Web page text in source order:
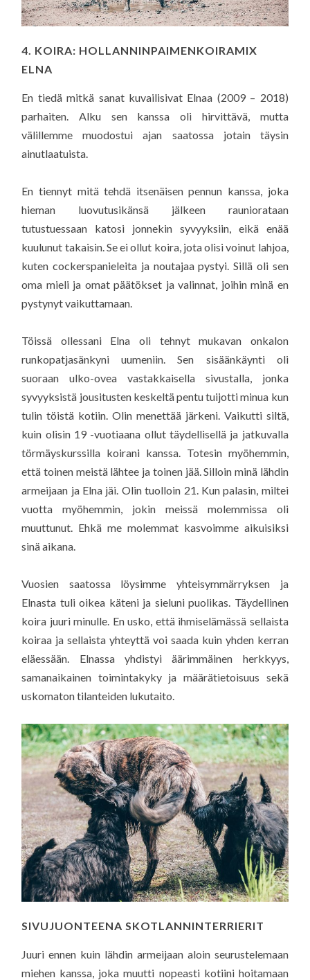
4. KOIRA: HOLLANNINPAIMENKOIRAMIX
ELNA
En tiedä mitkä sanat kuvailisivat Elnaa (2009 – 2018)
parhaiten. Alku sen kanssa oli hirvittävä, mutta
välillemme muodostui ajan saatossa jotain täysin
ainutlaatuista.
En tiennyt mitä tehdä itsenäisen pennun kanssa, joka
hieman luovutusikänsä jälkeen rauniorataan
tutustuessaan katosi jonnekin syvyyksiin, eikä enää
kuulunut takaisin. Se ei ollut koira, jota olisi voinut lahjoa,
kuten cockerspanieleita ja noutajaa pystyi. Sillä oli sen
oma mieli ja omat päätökset ja valinnat, joihin minä en
pystynyt vaikuttamaan.
Töissä ollessani Elna oli tehnyt mukavan onkalon
runkopatjasänkyni uumeniin. Sen sisäänkäynti oli
suoraan ulko-ovea vastakkaisella sivustalla, jonka
syvyyksistä jousitusten keskeltä pentu tuijotti minua kun
tulin töistä kotiin. Olin menettää järkeni. Vaikutti siltä,
kuin olisin 19 -vuotiaana ollut täydellisellä ja jatkuvalla
törmäyskurssilla koirani kanssa. Totesin myöhemmin,
että toinen meistä lähtee ja toinen jää. Silloin minä lähdin
armeijaan ja Elna jäi. Olin tuolloin 21. Kun palasin, miltei
vuotta myöhemmin, jokin meissä molemmissa oli
muuttunut. Ehkä me molemmat kasvoimme aikuisiksi
sinä aikana.
Vuosien saatossa löysimme yhteisymmärryksen ja
Elnasta tuli oikea käteni ja sieluni puolikas. Täydellinen
koira juuri minulle. En usko, että ihmiselämässä sellaista
koiraa ja sellaista yhteyttä voi saada kuin yhden kerran
eläessään. Elnassa yhdistyi äärimmäinen herkkyys,
samanaikainen toimintakyky ja määrätietoisuus sekä
uskomaton tilanteiden lukutaito.
SIVUJUONTEENA SKOTLANNINTERRIERIT
Juuri ennen kuin lähdin armeijaan aloin seurustelemaan
miehen kanssa, joka muutti nopeasti kotiini hoitamaan